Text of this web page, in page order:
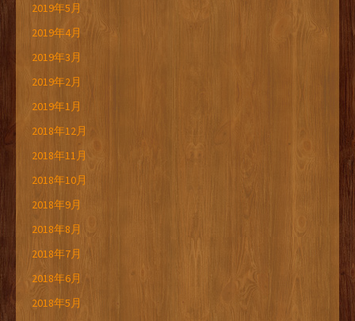
2019年5月
2019年4月
2019年3月
2019年2月
2019年1月
2018年12月
2018年11月
2018年10月
2018年9月
2018年8月
2018年7月
2018年6月
2018年5月